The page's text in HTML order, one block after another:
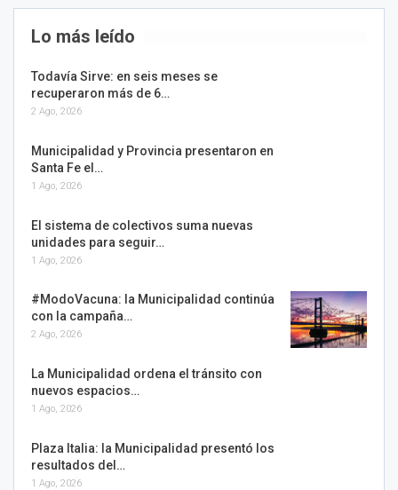
Lo más leído
Todavía Sirve: en seis meses se
recuperaron más de 6…
2 Ago, 2026
Municipalidad y Provincia presentaron en
Santa Fe el…
1 Ago, 2026
El sistema de colectivos suma nuevas
unidades para seguir…
1 Ago, 2026
#ModoVacuna: la Municipalidad continúa
con la campaña…
2 Ago, 2026
La Municipalidad ordena el tránsito con
nuevos espacios…
1 Ago, 2026
Plaza Italia: la Municipalidad presentó los
resultados del…
1 Ago, 2026